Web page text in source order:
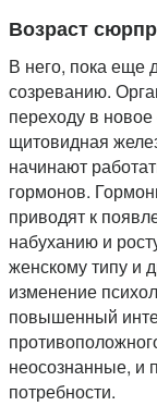
Возраст
В него, пока еще
созреванию.
переходу в
щитовидная
начинают
гормонов.
приводят к
набуханию и
женскому типу и
изменение
повышенный
неосознанные, и
потребности.